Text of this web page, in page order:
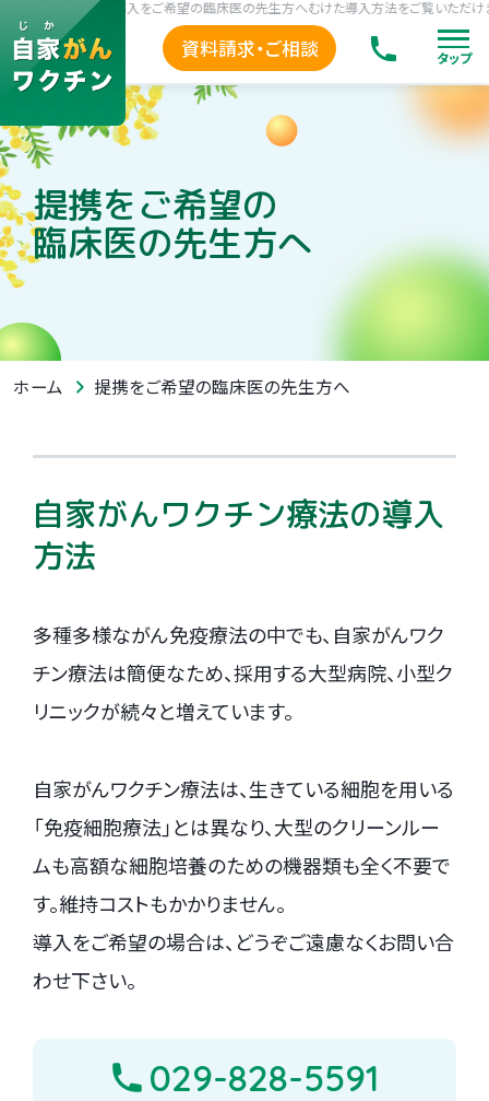
クチン療法の導入をご希望の臨床医の先生方へむけた導入方法をご覧いただけます。
資料請求・ご相談 タップ
提携をご希望の
臨床医の先生方へ
ホーム 提携をご希望の臨床医の先生方へ
自家がんワクチン療法の導入
方法
多種多様ながん免疫療法の中でも、自家がんワク
チン療法は簡便なため、採用する大型病院、小型ク
リニックが続々と増えています。
自家がんワクチン療法は、生きている細胞を用いる
「免疫細胞療法」とは異なり、大型のクリーンルー
ムも高額な細胞培養のための機器類も全く不要で
す。維持コストもかかりません。
導入をご希望の場合は、どうぞご遠慮なくお問い合
わせ下さい。
029-828-5591